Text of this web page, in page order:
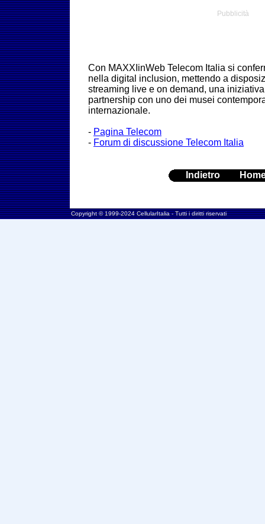
Pubblicità
Con MAXXIinWeb Telecom Italia si
nella digital inclusion, mettendo a
streaming live e on demand, una
partnership con uno dei musei
internazionale.
- Pagina Telecom
- Forum di discussione Telecom Italia
Indietro
Copyright © 1999-2024 CellularItalia - Tutti i diritti riservati